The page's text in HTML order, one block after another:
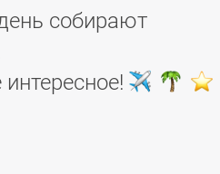
собирают